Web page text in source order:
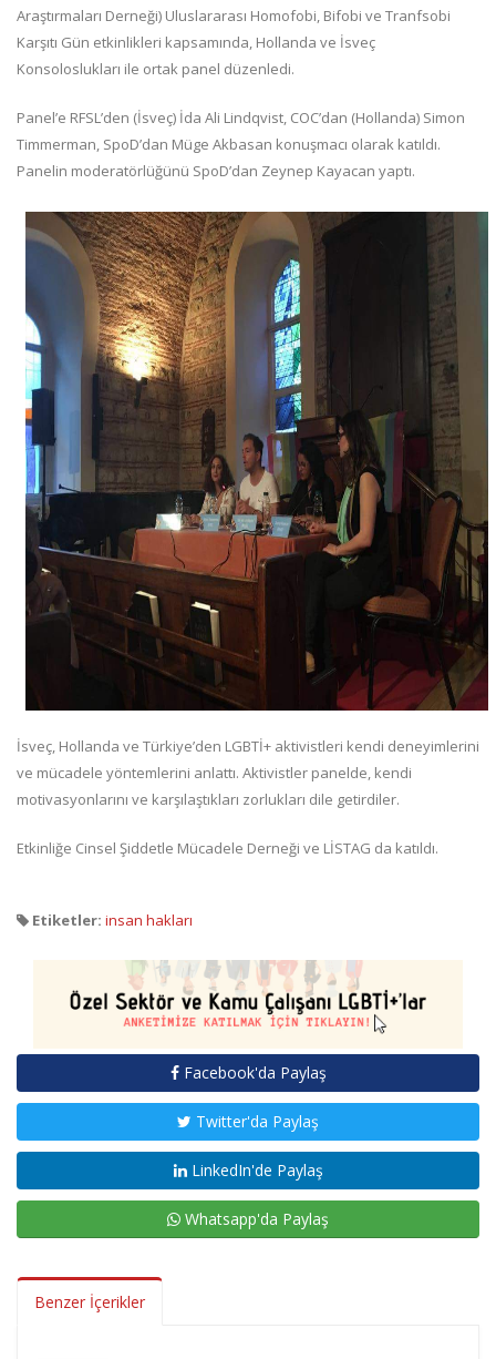
Araştırmaları Derneği) Uluslararası Homofobi, Bifobi ve Tranfsobi
Karşıtı Gün etkinlikleri kapsamında, Hollanda ve İsveç
Konsoloslukları ile ortak panel düzenledi.
Panel’e RFSL’den (İsveç) İda Ali Lindqvist, COC’dan (Hollanda) Simon
Timmerman, SpoD’dan Müge Akbasan konuşmacı olarak katıldı.
Panelin moderatörlüğünü SpoD’dan Zeynep Kayacan yaptı.
İsveç, Hollanda ve Türkiye’den LGBTİ+ aktivistleri kendi deneyimlerini
ve mücadele yöntemlerini anlattı. Aktivistler panelde, kendi
motivasyonlarını ve karşılaştıkları zorlukları dile getirdiler.
Etkinliğe Cinsel Şiddetle Mücadele Derneği ve LİSTAG da katıldı.
Etiketler: insan hakları
Facebook'da Paylaş
Twitter'da Paylaş
LinkedIn'de Paylaş
Whatsapp'da Paylaş
Benzer İçerikler